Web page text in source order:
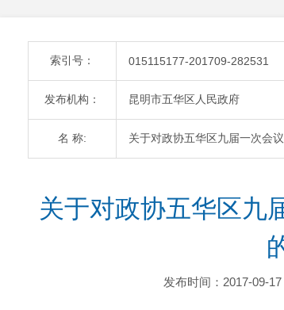
索引号： 015115177-201709-282531
发布机构： 昆明市五华区人民政府
名 称: 关于对政协五华区九届一次会
关于对政协五华区九
发布时间：2017-09-17